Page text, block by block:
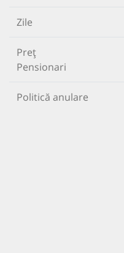
Zile
Preț
Pensionari
Politică anulare